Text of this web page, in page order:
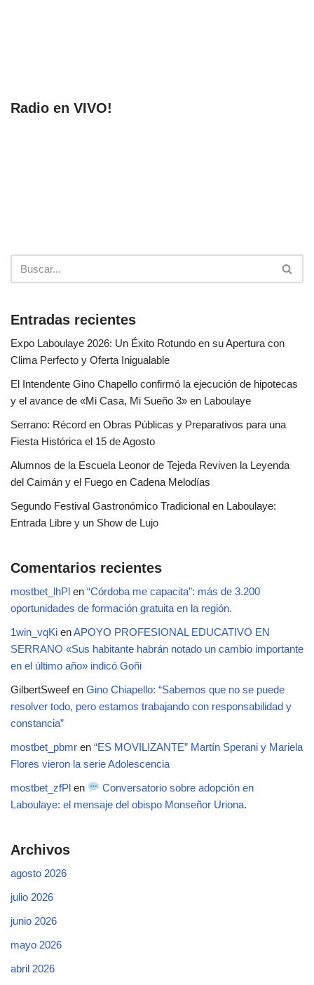
Radio en VIVO!
Entradas recientes
Expo Laboulaye 2026: Un Éxito Rotundo en su Apertura con
Clima Perfecto y Oferta Inigualable
El Intendente Gino Chapello confirmó la ejecución de hipotecas
y el avance de «Mi Casa, Mi Sueño 3» en Laboulaye
Serrano: Récord en Obras Públicas y Preparativos para una
Fiesta Histórica el 15 de Agosto
Alumnos de la Escuela Leonor de Tejeda Reviven la Leyenda
del Caimán y el Fuego en Cadena Melodías
Segundo Festival Gastronómico Tradicional en Laboulaye:
Entrada Libre y un Show de Lujo
Comentarios recientes
mostbet_lhPl en “Córdoba me capacita”: más de 3.200
oportunidades de formación gratuita en la región.
1win_vqKi enAPOYO PROFESIONAL EDUCATIVO EN
SERRANO «Sus habitante habrán notado un cambio importante
en el último año» indicó Goñi
GilbertSweefen Gino Chiapello: “Sabemos que no se puede
resolver todo, pero estamos trabajando con responsabilidad y
constancia”
mostbet_pbmr en “ES MOVILIZANTE” Martín Sperani y Mariela
Flores vieron la serie Adolescencia
mostbet_zfPl en
Conversatorio sobre adopción en
Laboulaye: el mensaje del obispo Monseñor Uriona.
Archivos
agosto 2026
julio 2026
junio 2026
mayo 2026
abril 2026